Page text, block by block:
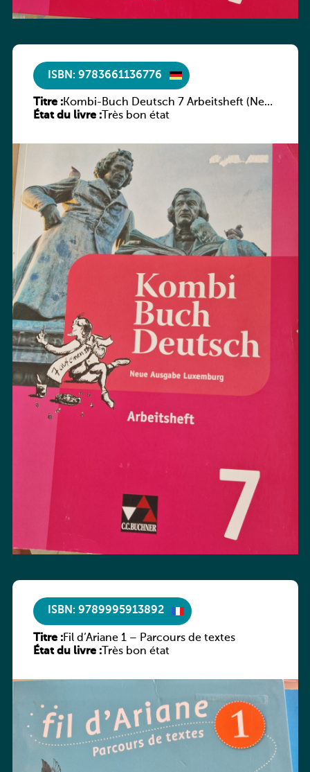
ISBN: 9783661136776
Titre :Kombi-Buch Deutsch 7 Arbeitsheft (Neue
Ausgabe Luxemburg)
État du livre :Très bon état
ISBN: 9789995913892
Titre :Fil d’Ariane 1 – Parcours de textes
État du livre :Très bon état